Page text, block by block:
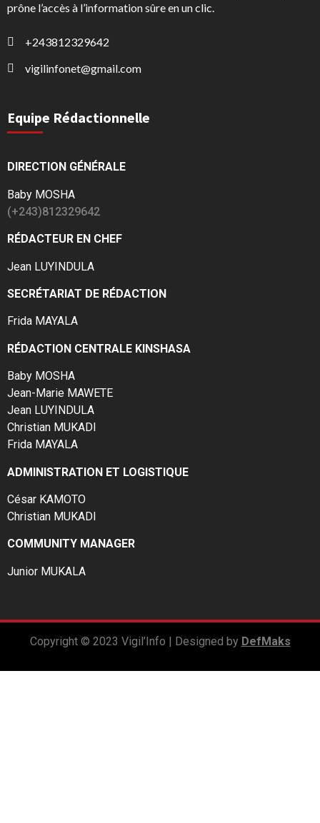
prône l’accès à l’information sûre en un clic.
+243812329642
vigilinfonet@gmail.com
Equipe Rédactionnelle
DIRECTION GÉNÉRALE
Baby MOSHA
(+243)812329642
RÉDACTEUR EN CHEF
Jean LUYINDULA
SECRÉTARIAT DE RÉDACTION
Frida MAYALA
RÉDACTION CENTRALE KINSHASA
Baby MOSHA
Jean-Marie MAWETE
Jean LUYINDULA
Christian MUKADI
Frida MAYALA
ADMINISTRATION ET LOGISTIQUE
César KAMOTO
Christian MUKADI
COMMUNITY MANAGER
Junior MUKALA
Copyright © 2023 Vigil’Info | Designed by DefMaks